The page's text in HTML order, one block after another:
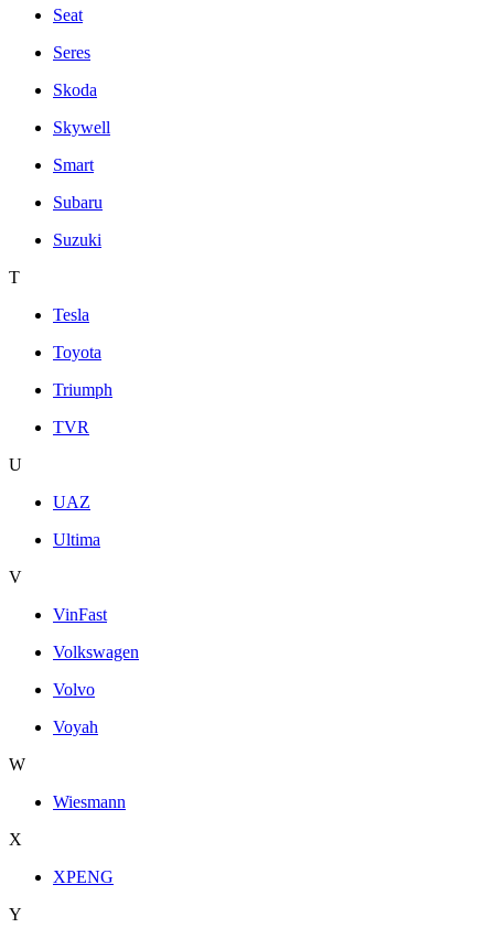
Seat
Seres
Skoda
Skywell
Smart
Subaru
Suzuki
T
Tesla
Toyota
Triumph
TVR
U
UAZ
Ultima
V
VinFast
Volkswagen
Volvo
Voyah
W
Wiesmann
X
XPENG
Y